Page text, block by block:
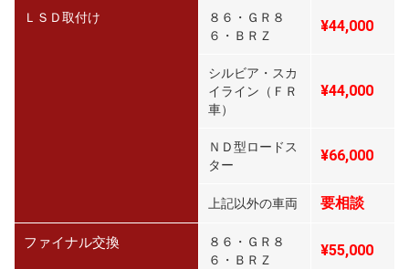
ＬＳＤ取付け
８６・ＧＲ８
６・ＢＲＺ
¥44,000
シルビア・スカ
イライン（ＦＲ
車）
¥44,000
ＮＤ型ロードス
ター
¥66,000
上記以外の車両 要相談
ファイナル交換
８６・ＧＲ８
６・ＢＲＺ
¥55,000